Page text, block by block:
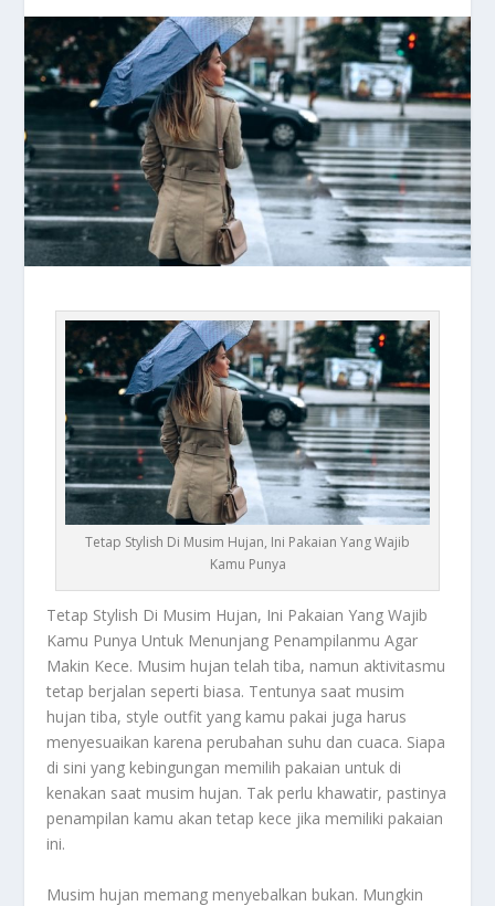
Tetap Stylish Di Musim Hujan, Ini Pakaian Yang Wajib
Kamu Punya
Tetap Stylish Di Musim Hujan, Ini Pakaian Yang Wajib
Kamu Punya Untuk Menunjang Penampilanmu Agar
Makin Kece. Musim hujan telah tiba, namun aktivitasmu
tetap berjalan seperti biasa. Tentunya saat musim
hujan tiba, style outfit yang kamu pakai juga harus
menyesuaikan karena perubahan suhu dan cuaca. Siapa
di sini yang kebingungan memilih pakaian untuk di
kenakan saat musim hujan. Tak perlu khawatir, pastinya
penampilan kamu akan tetap kece jika memiliki pakaian
ini.
Musim hujan memang menyebalkan bukan. Mungkin